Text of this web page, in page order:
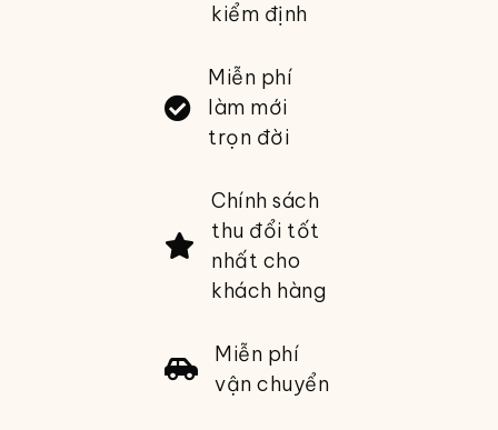
kiểm định
Miễn phí
làm mới
trọn đời
Chính sách
thu đổi tốt
nhất cho
khách hàng
Miễn phí
vận chuyển